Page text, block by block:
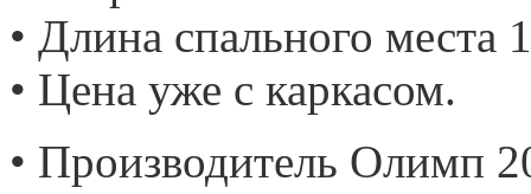
• Длина спального места
• Цена уже с каркасом.
• Производитель Олимп